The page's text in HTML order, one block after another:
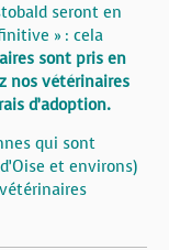
seront en
» : cela
sont pris en
nos vétérinaires
d’adoption.
qui sont
et environs)